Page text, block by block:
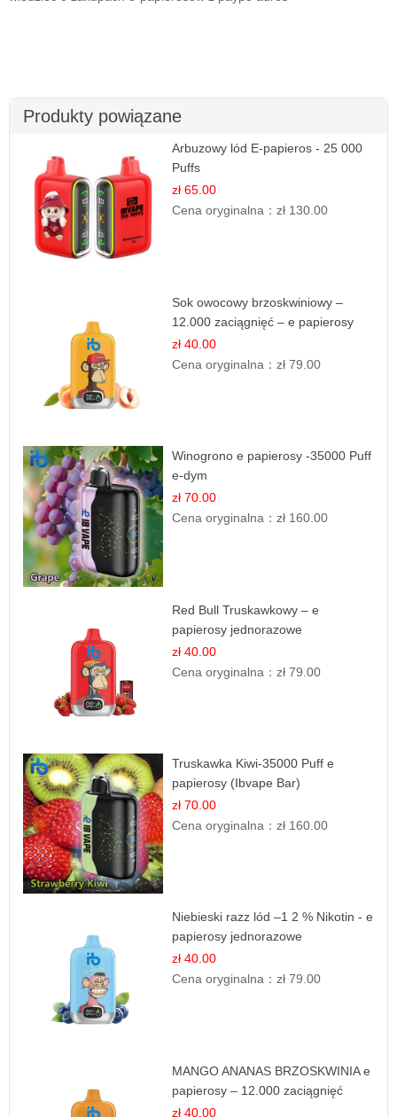
Produkty powiązane
Arbuzowy lód E-papieros - 25 000
Puffs
zł 65.00
Cena oryginalna：zł 130.00
Sok owocowy brzoskwiniowy –
12.000 zaciągnięć – e papierosy
jednorazowe
zł 40.00
Cena oryginalna：zł 79.00
Winogrono e papierosy -35000 Puff
e-dym
zł 70.00
Cena oryginalna：zł 160.00
Red Bull Truskawkowy – e
papierosy jednorazowe
zł 40.00
Cena oryginalna：zł 79.00
Truskawka Kiwi-35000 Puff e
papierosy (Ibvape Bar)
zł 70.00
Cena oryginalna：zł 160.00
Niebieski razz lód –1 2 % Nikotin - e
papierosy jednorazowe
zł 40.00
Cena oryginalna：zł 79.00
MANGO ANANAS BRZOSKWINIA e
papierosy – 12.000 zaciągnięć
zł 40.00